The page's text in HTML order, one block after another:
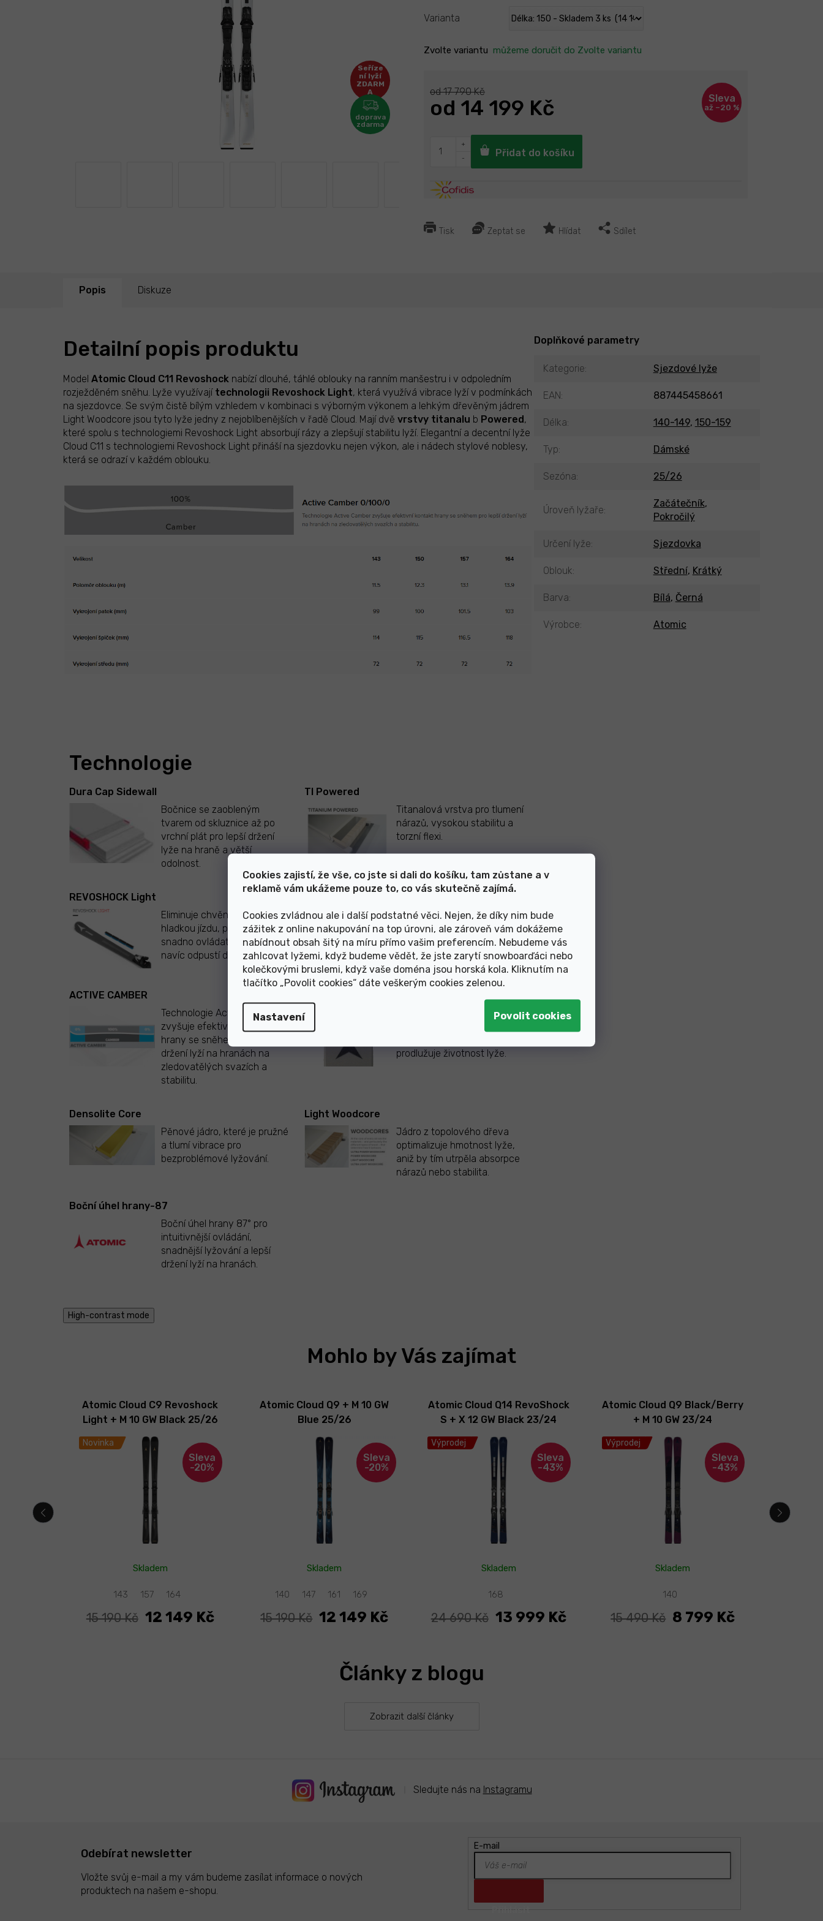
Cookies zajistí, že vše, co jste si dali do košíku, tam zůstane a v
reklamě vám ukážeme pouze to, co vás skutečně zajímá.
Cookies zvládnou ale i další podstatné věci. Nejen, že díky nim bude
zážitek z online nakupování na top úrovni, ale zároveň vám dokážeme
nabídnout obsah šitý na míru přímo vašim preferencím. Nebudeme vás
zahlcovat lyžemi, když budeme vědět, že jste zarytí snowboarďáci nebo
kolečkovými bruslemi, když vaše doména jsou horská kola. Kliknutím na
tlačítko „Povolit cookies“ dáte veškerým cookies zelenou.
Nastavení
Seříze
ní lyží
ZDARM
A
Zvolte variantu můžeme doručit do Zvolte variantu
Varianta
Tisk Zeptat se Hlídat Sdílet
od 17 790 Kč
od 14 199 Kč až –20 %
Přidat do košíku
Popis Diskuze
Detailní popis produktu
Model Atomic Cloud C11 Revoshock nabízí dlouhé, táhlé oblouky na ranním manšestru i v odpoledním
rozježděném sněhu. Lyže využívají technologii Revoshock Light, která využívá vibrace lyží v podmínkách
na sjezdovce. Se svým čistě bílým vzhledem v kombinaci s výborným výkonem a lehkým dřevěným jádrem
Light Woodcore jsou tyto lyže jedny z nejoblíbenějších v řadě Cloud. Mají dvě vrstvy titanalu b Powered,
které spolu s technologiemi Revoshock Light absorbují rázy a zlepšují stabilitu lyží. Elegantní a decentní lyže
Cloud C11 s technologiemi Revoshock Light přináší na sjezdovku nejen výkon, ale i nádech stylové noblesy,
která se odrazí v každém oblouku.
Technologie
Dura Cap Sidewall
Bočnice se zaobleným
tvarem od skluznice až po
vrchní plát pro lepší držení
lyže na hraně a větší
odolnost.
TI Powered
Titanalová vrstva pro tlumení
nárazů, vysokou stabilitu a
torzní flexi.
REVOSHOCK Light
Eliminuje chvění a zajišťují
hladkou jízdu, při které lze
snadno ovládat lyže. Ty vám
navíc odpustí drobné chyby.
STRUCTURED TOPSHEET
Strukturovaný vrchní plát
výrazně zvyšuje odolnost a
poskytuje vysoce kvalitní
povrchovou úpravu.
ACTIVE CAMBER
Technologie Active Camber
zvyšuje efektivní kontakt
hrany se sněhem pro lepší
držení lyží na hranách na
zledovatělých svazích a
stabilitu.
Chránič z nerezové oceli,
prodlužuje životnost lyže.
Densolite Core
Pěnové jádro, které je pružné
a tlumí vibrace pro
bezproblémové lyžování.
Light Woodcore
Jádro z topolového dřeva
optimalizuje hmotnost lyže,
aniž by tím utrpěla absorpce
nárazů nebo stabilita.
Boční úhel hrany-87
Boční úhel hrany 87° pro
intuitivnější ovládání,
snadnější lyžování a lepší
držení lyží na hranách.
Doplňkové parametry
Kategorie: Sjezdové lyže
EAN: 887445458661
Délka: 140-149, 150-159
Typ: Dámské
Sezóna: 25/26
Úroveň lyžaře:
Začátečník,
Pokročilý
Určení lyže: Sjezdovka
Oblouk: Střední, Krátký
Barva: Bílá, Černá
Výrobce: Atomic
High-contrast mode
Mohlo by Vás zajímat
Novinka
-20%
Atomic Cloud C9 Revoshock
Light + M 10 GW Black 25/26
Skladem
143 157 164
15 190 Kč 12 149 Kč
-20%
Atomic Cloud Q9 + M 10 GW
Blue 25/26
Skladem
140 147 161 169
15 190 Kč 12 149 Kč
Výprodej
-43%
Atomic Cloud Q14 RevoShock
S + X 12 GW BIack 23/24
Skladem
168
24 690 Kč 13 999 Kč
Výprodej
-43%
Atomic Cloud Q9 Black/Berry
+ M 10 GW 23/24
Skladem
140
15 490 Kč 8 799 Kč
Články z blogu
Zobrazit další články
Sledujte nás na Instagramu
Odebírat newsletter
Vložte svůj e-mail a my vám budeme zasílat informace o nových
produktech na našem e-shopu.
E-mail